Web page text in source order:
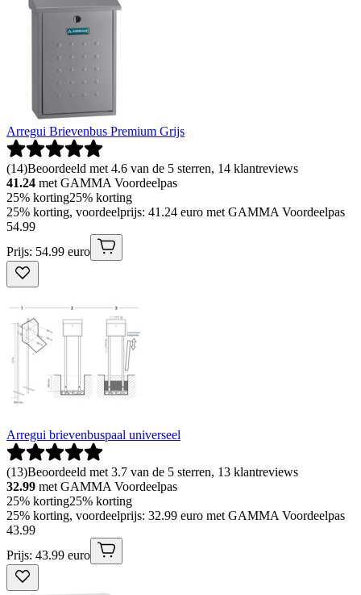
Arregui Brievenbus Premium Grijs
(14)Beoordeeld met 4.6 van de 5 sterren, 14 klantreviews
41.24 met GAMMA Voordeelpas
25% korting25% korting
25% korting, voordeelprijs: 41.24 euro met GAMMA Voordeelpas
54.99
Prijs: 54.99 euro
Arregui brievenbuspaal universeel
(13)Beoordeeld met 3.7 van de 5 sterren, 13 klantreviews
32.99 met GAMMA Voordeelpas
25% korting25% korting
25% korting, voordeelprijs: 32.99 euro met GAMMA Voordeelpas
43.99
Prijs: 43.99 euro